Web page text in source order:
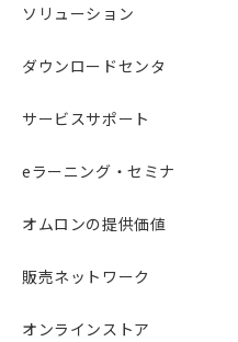
ソリューション
ダウンロードセンタ
サービスサポート
eラーニング・セミナ
オムロンの提供価値
販売ネットワーク
オンラインストア